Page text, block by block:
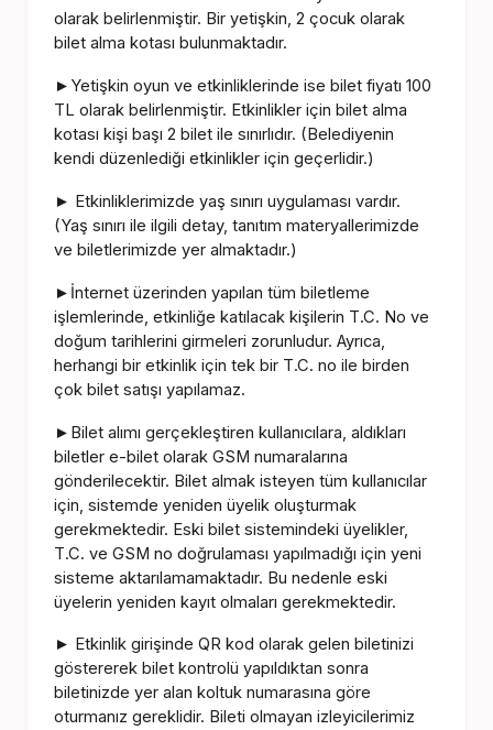
olarak belirlenmiştir. Bir yetişkin, 2 çocuk olarak
bilet alma kotası bulunmaktadır.
► Yetişkin oyun ve etkinliklerinde ise bilet fiyatı 100
TL olarak belirlenmiştir. Etkinlikler için bilet alma
kotası kişi başı 2 bilet ile sınırlıdır. (Belediyenin
kendi düzenlediği etkinlikler için geçerlidir.)
► Etkinliklerimizde yaş sınırı uygulaması vardır.
(Yaş sınırı ile ilgili detay, tanıtım materyallerimizde
ve biletlerimizde yer almaktadır.)
► İnternet üzerinden yapılan tüm biletleme
işlemlerinde, etkinliğe katılacak kişilerin T.C. No ve
doğum tarihlerini girmeleri zorunludur. Ayrıca,
herhangi bir etkinlik için tek bir T.C. no ile birden
çok bilet satışı yapılamaz.
► Bilet alımı gerçekleştiren kullanıcılara, aldıkları
biletler e-bilet olarak GSM numaralarına
gönderilecektir. Bilet almak isteyen tüm kullanıcılar
için, sistemde yeniden üyelik oluşturmak
gerekmektedir. Eski bilet sistemindeki üyelikler,
T.C. ve GSM no doğrulaması yapılmadığı için yeni
sisteme aktarılamamaktadır. Bu nedenle eski
üyelerin yeniden kayıt olmaları gerekmektedir.
►
Etkinlik girişinde QR kod olarak gelen biletinizi
göstererek bilet kontrolü yapıldıktan sonra
biletinizde yer alan koltuk numarasına göre
oturmanız gereklidir. Bileti olmayan izleyicilerimiz